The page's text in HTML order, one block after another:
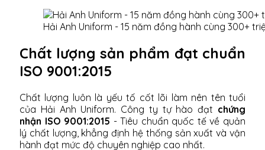
Hải Anh Uniform - 15 năm đồng hành cùng 300+
Chất lượng sản phẩm đạt chuẩn
ISO 9001:2015
Chất lượng luôn là yếu tố cốt lõi làm nên tên tuổi
của Hải Anh Uniform. Công ty tự hào đạt chứng
nhận ISO 9001:2015 - Tiêu chuẩn quốc tế về quản
lý chất lượng, khẳng định hệ thống sản xuất và vận
hành đạt mức độ chuyên nghiệp cao nhất.